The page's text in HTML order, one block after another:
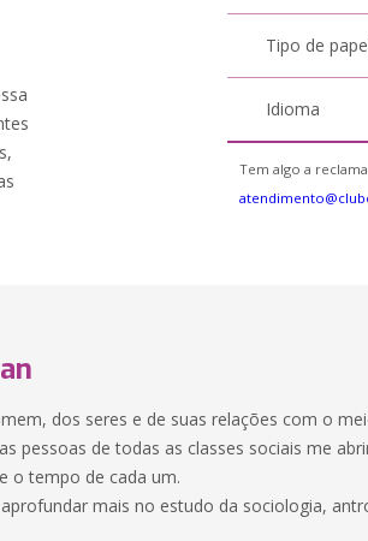
Tipo de
Idioma
Tem algo a
dos seres e de suas relações com o
pessoas de todas as classes sociais me
o tempo de cada um.
mais no estudo da sociologia,